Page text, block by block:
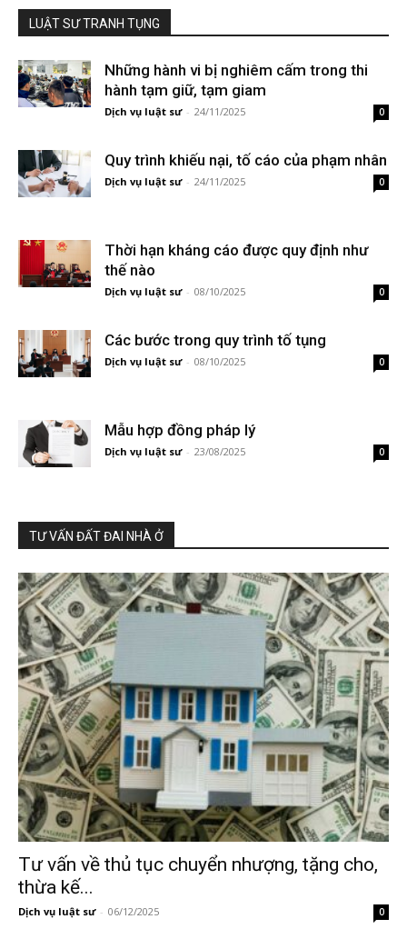
LUẬT SƯ TRANH TỤNG
Những hành vi bị nghiêm cấm trong thi
hành tạm giữ, tạm giam
Dịch vụ luật sư - 24/11/2025 0
Quy trình khiếu nại, tố cáo của phạm nhân
Dịch vụ luật sư - 24/11/2025 0
Thời hạn kháng cáo được quy định như
thế nào
Dịch vụ luật sư - 08/10/2025 0
Các bước trong quy trình tố tụng
Dịch vụ luật sư - 08/10/2025 0
Mẫu hợp đồng pháp lý
Dịch vụ luật sư - 23/08/2025 0
TƯ VẤN ĐẤT ĐAI NHÀ Ở
Tư vấn về thủ tục chuyển nhượng, tặng cho,
thừa kế...
Dịch vụ luật sư - 06/12/2025 0